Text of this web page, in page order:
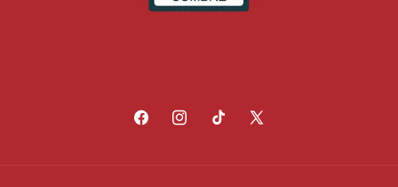
FacebookInstagramTikTokX